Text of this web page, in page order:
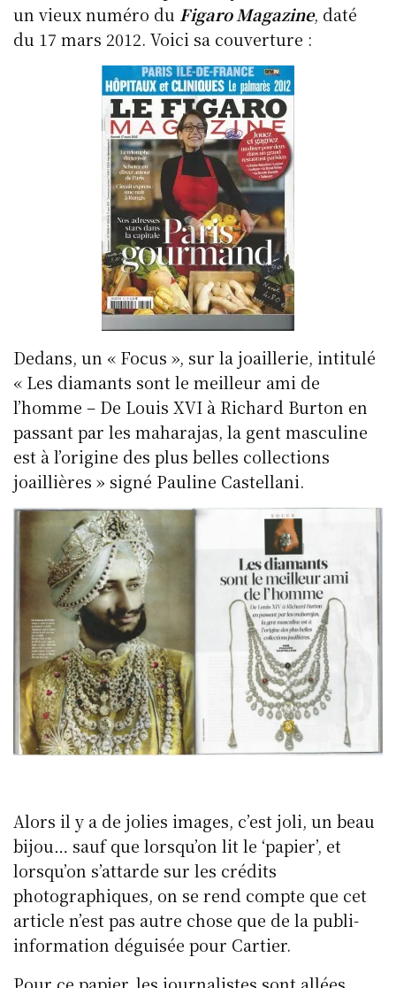
un vieux numéro du Figaro Magazine, daté
du 17 mars 2012. Voici sa couverture :
Dedans, un « Focus », sur la joaillerie, intitulé
« Les diamants sont le meilleur ami de
l’homme – De Louis XVI à Richard Burton en
passant par les maharajas, la gent masculine
est à l’origine des plus belles collections
joaillières » signé Pauline Castellani.
Alors il y a de jolies images, c’est joli, un beau
bijou… sauf que lorsqu’on lit le ‘papier’, et
lorsqu’on s’attarde sur les crédits
photographiques, on se rend compte que cet
article n’est pas autre chose que de la publi-
information déguisée pour Cartier.